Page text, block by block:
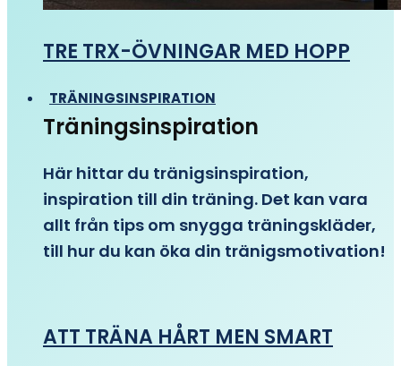
TRE TRX-ÖVNINGAR MED HOPP
TRÄNINGSINSPIRATION
Träningsinspiration
Här hittar du tränigsinspiration,
inspiration till din träning. Det kan vara
allt från tips om snygga träningskläder,
till hur du kan öka din tränigsmotivation!
ATT TRÄNA HÅRT MEN SMART